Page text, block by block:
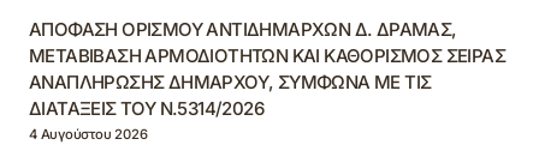
ΑΠΟΦΑΣΗ ΟΡΙΣΜΟΥ ΑΝΤΙΔΗΜΑΡΧΩΝ Δ. ΔΡΑΜΑΣ,
ΜΕΤΑΒΙΒΑΣΗ ΑΡΜΟΔΙΟΤΗΤΩΝ ΚΑΙ ΚΑΘΟΡΙΣΜΟΣ ΣΕΙΡΑΣ
ΑΝΑΠΛΗΡΩΣΗΣ ΔΗΜΑΡΧΟΥ, ΣΥΜΦΩΝΑ ΜΕ ΤΙΣ
ΔΙΑΤΑΞΕΙΣ ΤΟΥ Ν.5314/2026
4 Αυγούστου 2026